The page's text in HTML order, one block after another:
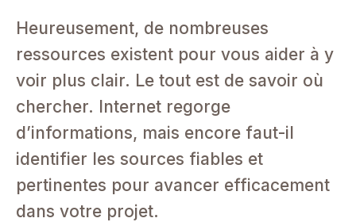
Heureusement, de nombreuses
ressources existent pour vous aider à y
voir plus clair. Le tout est de savoir où
chercher. Internet regorge
d’informations, mais encore faut-il
identifier les sources fiables et
pertinentes pour avancer efficacement
dans votre projet.